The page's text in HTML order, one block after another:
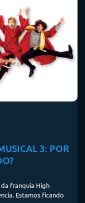
3: POR
da franquia High
Estamos ficando